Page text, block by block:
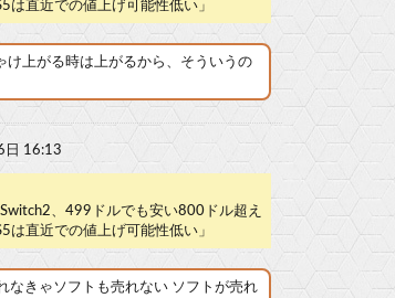
は直近での値上げ可能性低い」
け上がる時は上がるから、そういうの
日 16:13
、499ドルでも安い800ドル超え
は直近での値上げ可能性低い」
なきゃソフトも売れない ソフトが売れ